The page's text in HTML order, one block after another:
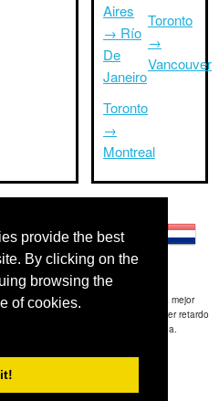
provide the best
By clicking on the
browsing the
of cookies.
Aires
→ Río
De
Janeiro
Toronto
→
Montreal
Toronto
→
Vancouver
mostrada en este sitio es nuestra mejor
no es responsable de cualquier retardo
de la información proporcionada.
for feedback.